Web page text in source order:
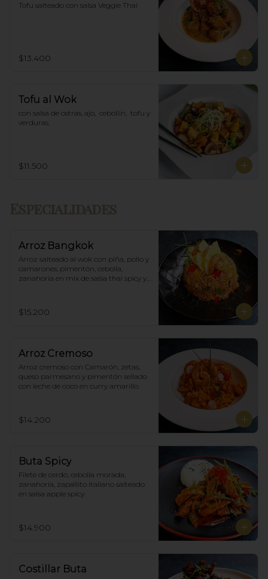
Tofu salteado con salsa Veggie Thai
$13.400
Tofu al Wok
con salsa de ostras, ajo,  cebollin,  tofu y
verduras.
$11.500
Arroz Bangkok
Arroz salteado al wok con piña, pollo y
camarones, pimentón, cebolla,
zanahoria en mix de salsa thai spicy y
$15.200
Arroz Cremoso
Arroz cremoso con Camarón, zetas,
queso parmesano y pimentón sellado
con leche de coco en curry amarillo.
$14.200
Buta Spicy
Filete de cerdo, cebolla morada,
zanahoria, zapallito italiano salteado
en salsa apple spicy.
$14.900
Costillar Buta